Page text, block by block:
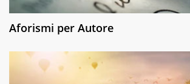
Aforismi per Autore